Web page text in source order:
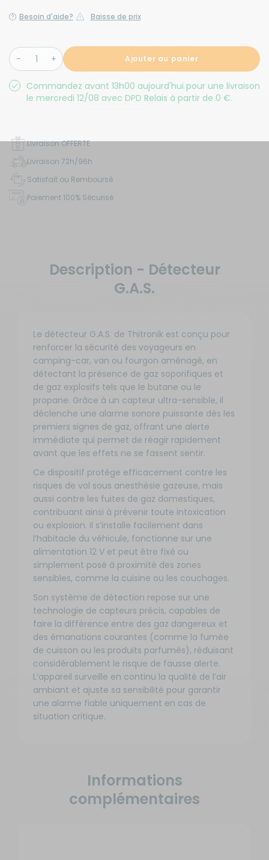
Besoin d'aide? Baisse de prix
Ajouter au panier
Commandez avant 13h00 aujourd'hui pour une livraison
le mercredi 12/08 avec DPD Relais à partir de 0 €.
Livraison OFFERTE
Livraison 72h/96h
Satisfait ou Remboursé
Paiement 100% Sécurisé
Description - Détecteur
G.A.S.
Le détecteur G.A.S. de Thitronik est conçu pour
renforcer la sécurité des voyageurs en
camping-car, van ou fourgon aménagé, en
détectant la présence de gaz soporifiques et
de gaz explosifs tels que le butane ou le
propane. Grâce à un capteur ultra-sensible, il
déclenche une alarme sonore puissante dès les
premiers signes de gaz, offrant une alerte
immédiate qui permet de réagir rapidement
avant que les effets ne se fassent sentir.
Ce dispositif protège efficacement contre les
risques de vol sous anesthésie gazeuse, mais
aussi contre les fuites de gaz domestiques,
contribuant ainsi à prévenir toute intoxication
ou explosion. Il s’installe facilement dans
l’habitacle du véhicule, fonctionne sur une
alimentation 12 V et peut être fixé ou
simplement posé à proximité des zones
sensibles, comme la cuisine ou les couchages.
Son système de détection repose sur une
technologie de capteurs précis, capables de
faire la différence entre des gaz dangereux et
des émanations courantes (comme la fumée
de cuisson ou les produits parfumés), réduisant
considérablement le risque de fausse alerte.
L’appareil surveille en continu la qualité de l’air
ambiant et ajuste sa sensibilité pour garantir
une alarme fiable uniquement en cas de
situation critique.
Informations
complémentaires